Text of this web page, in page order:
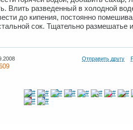
Влить разведенный в холодной
до кипения, постоянно
сок. Тщательно размешатье и
Отправить другу